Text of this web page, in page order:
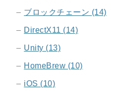
ブロックチェーン (14)
DirectX11 (14)
Unity (13)
HomeBrew (10)
iOS (10)